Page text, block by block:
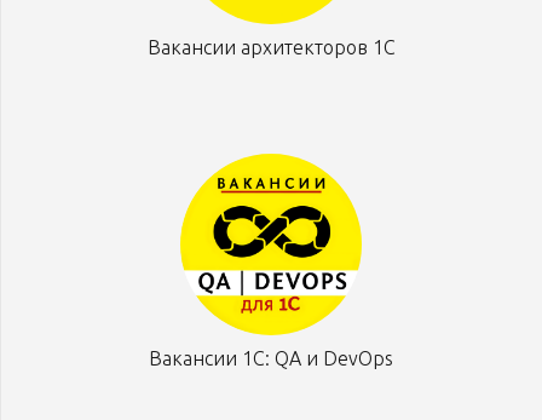
Вакансии архитекторов 1С
Вакансии 1С: QA и DevOps